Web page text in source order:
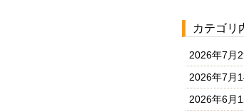
カテゴリ
2026年7月
2026年7月
2026年6月